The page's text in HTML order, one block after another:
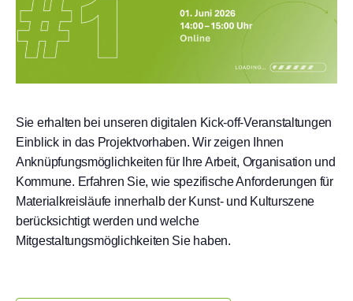
Sie erhalten bei unseren digitalen Kick-off-Veranstaltungen
Einblick in das Projektvorhaben. Wir zeigen Ihnen
Anknüpfungsmöglichkeiten für Ihre Arbeit, Organisation und
Kommune. Erfahren Sie, wie spezifische Anforderungen für
Materialkreisläufe innerhalb der Kunst- und Kulturszene
berücksichtigt werden und welche
Mitgestaltungsmöglichkeiten Sie haben.